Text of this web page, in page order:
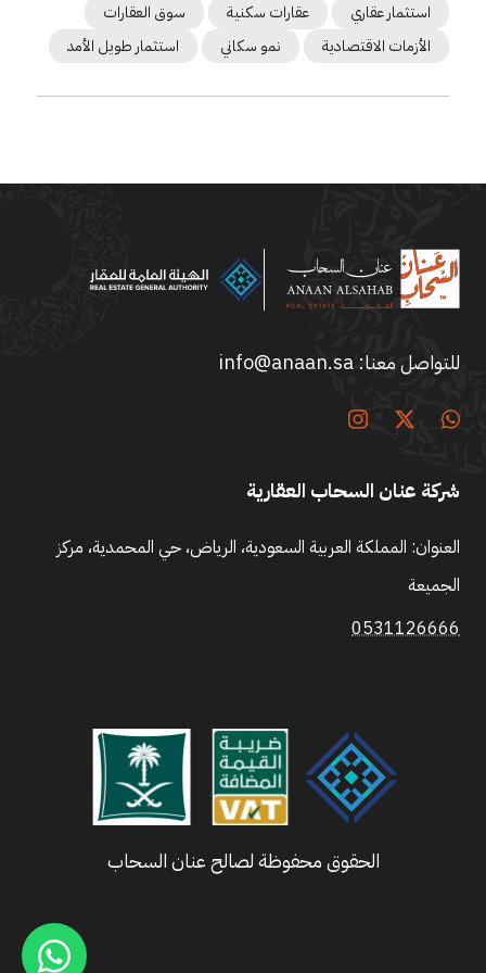
استثمار عقاري عقارات سكنية
سوق العقارات
الأزمات الاقتصادية
نمو سكاني استثمار طويل الأمد
للتواصل معنا: info@anaan.sa
شركة عنان السحاب العقارية
العنوان: المملكة العربية السعودية، الرياض، حي المحمدية، مركز
الجميعة
0531126666
الحقوق محفوظة لصالح عنان السحاب